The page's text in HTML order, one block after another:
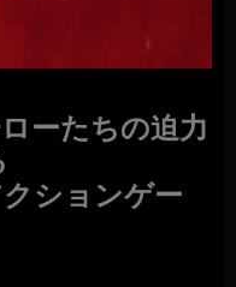
ーたちの迫力
クションゲー